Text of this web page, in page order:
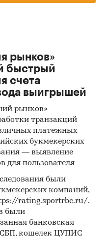
рынков»
быстрый
счета
выигрышей
рынков»
транзакций
платежных
букмекерских
— выявление
для пользователя
были
компаний,
rating.sportrbc.ru/.
были
банковская
СБП, кошелек ЦУПИС